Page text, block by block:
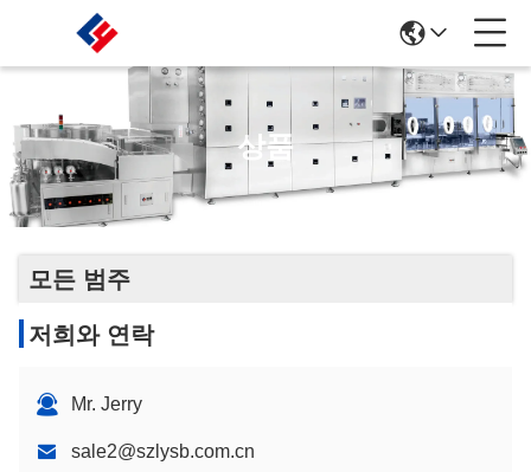
상품
모든 범주
저희와 연락
Mr. Jerry
sale2@szlysb.com.cn